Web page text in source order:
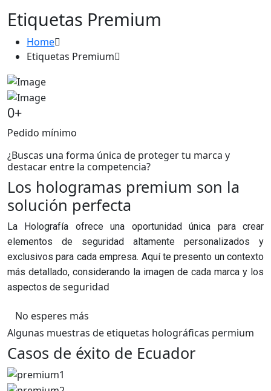
Etiquetas Premium
Home
Etiquetas Premium
0+
Pedido mínimo
¿Buscas una forma única de proteger tu marca y
destacar entre la competencia?
Los hologramas premium son la
solución perfecta
La Holografía ofrece una oportunidad única para crear
elementos de seguridad altamente personalizados y
exclusivos para cada empresa. Aquí te presento un contexto
más detallado, considerando la imagen de cada marca y los
aspectos de seguridad
No esperes más
Algunas muestras de etiquetas holográficas permium
Casos de éxito de Ecuador